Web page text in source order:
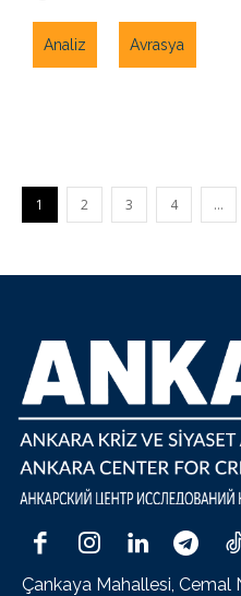
Analiz Avrasya
1 2 3 4 …
Çankaya Mahallesi, Cemal